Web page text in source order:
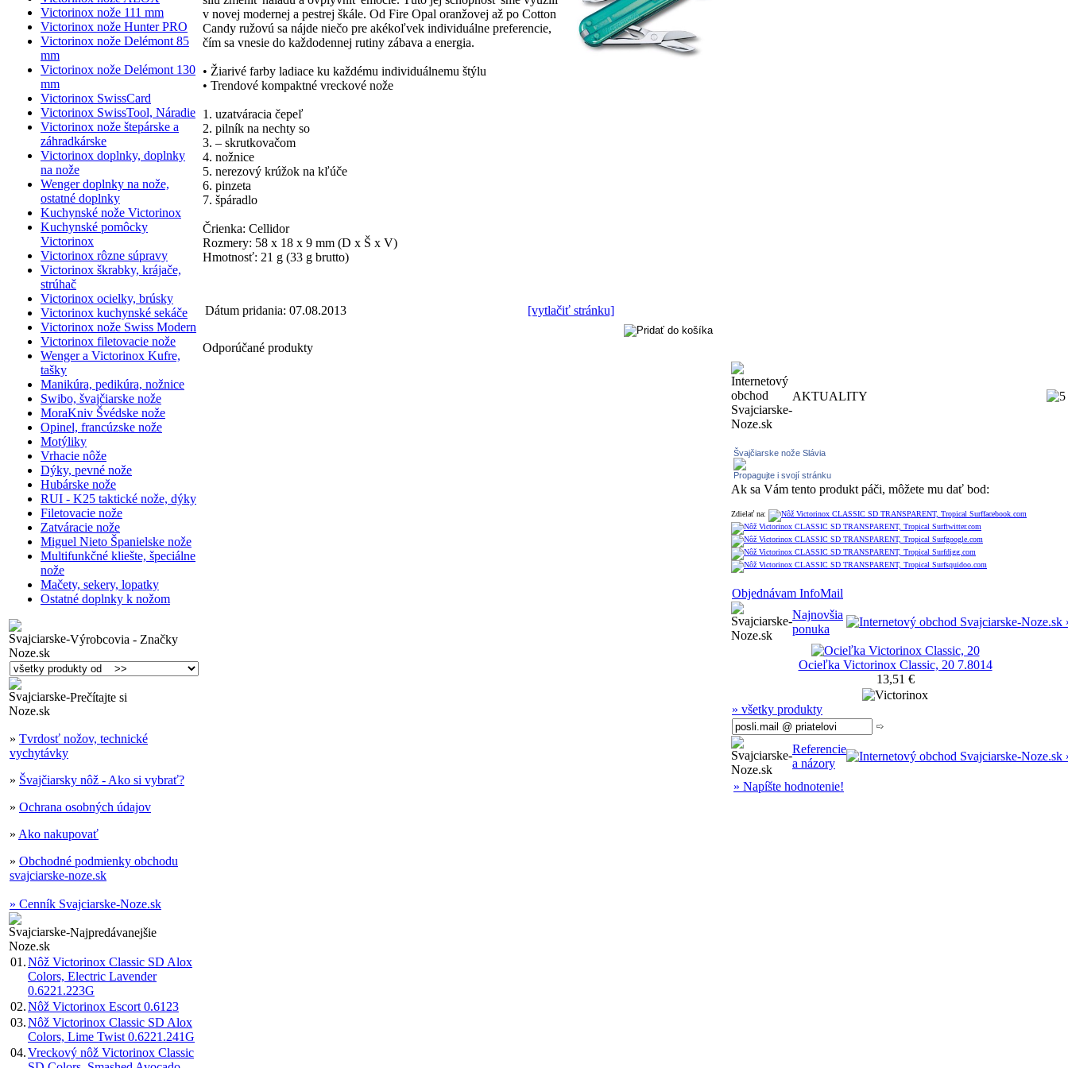
Victorinox nože 111 mm
Victorinox nože Hunter PRO
Victorinox nože Delémont 85
mm
Victorinox nože Delémont 130
mm
Victorinox SwissCard
Victorinox SwissTool, Náradie
Victorinox nože štepárske a
záhradkárske
Victorinox doplnky, doplnky
na nože
Wenger doplnky na nože,
ostatné doplnky
Kuchynské nože Victorinox
Kuchynské pomôcky
Victorinox
Victorinox rôzne súpravy
Victorinox škrabky, krájače,
strúhač
Victorinox ocielky, brúsky
Victorinox kuchynské sekáče
Victorinox nože Swiss Modern
Victorinox filetovacie nože
Wenger a Victorinox Kufre,
tašky
Manikúra, pedikúra, nožnice
Swibo, švajčiarske nože
MoraKniv Švédske nože
Opinel, francúzske nože
Motýliky
Vrhacie nôže
Dýky, pevné nože
Hubárske nože
RUI - K25 taktické nože, dýky
Filetovacie nože
Zatváracie nože
Miguel Nieto Španielske nože
Multifunkčné kliešte, špeciálne
nože
Mačety, sekery, lopatky
Ostatné doplnky k nožom
Výrobcovia - Značky
Prečítajte si
» Tvrdosť nožov, technické
vychytávky
» Švajčiarsky nôž - Ako si vybrať?
» Ochrana osobných údajov
» Ako nakupovať
» Obchodné podmienky obchodu
svajciarske-noze.sk
» Cenník Svajciarske-Noze.sk
Najpredávanejšie
01.Nôž Victorinox Classic SD Alox
Colors, Electric Lavender
0.6221.223G
02.Nôž Victorinox Escort 0.6123
03.Nôž Victorinox Classic SD Alox
Colors, Lime Twist 0.6221.241G
04.Vreckový nôž Victorinox Classic
v novej modernej a pestrej škále. Od Fire Opal oranžovej až po Cotton
Candy ružovú sa nájde niečo pre akékoľvek individuálne preferencie,
čím sa vnesie do každodennej rutiny zábava a energia.
• Žiarivé farby ladiace ku každému individuálnemu štýlu
• Trendové kompaktné vreckové nože
1. uzatváracia čepeľ
2. pilník na nechty so
3. – skrutkovačom
4. nožnice
5. nerezový krúžok na kľúče
6. pinzeta
7. špáradlo
Črienka: Cellidor
Rozmery: 58 x 18 x 9 mm (D x Š x V)
Hmotnosť: 21 g (33 g brutto)
Dátum pridania: 07.08.2013 [vytlačiť stránku]
Odporúčané produkty
AKTUALITY
Švajčiarske nože Slávia
Propagujte i svojí stránku
Ak sa Vám tento produkt páči, môžete mu dať bod:
Zdielať na:
Objednávam InfoMail
Najnovšia
ponuka
Ocieľka Victorinox Classic, 20 7.8014
13,51 €
» všetky produkty
Referencie
a názory
» Napíšte hodnotenie!